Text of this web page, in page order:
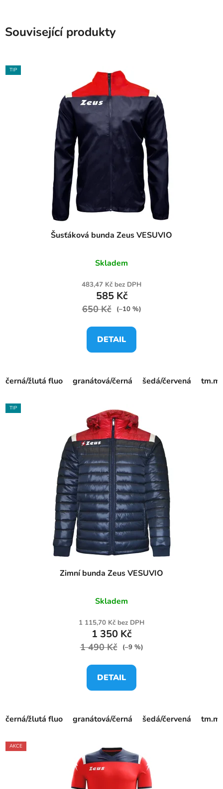
Související produkty
TIP
Šusťáková bunda Zeus VESUVIO
Skladem
483,47 Kč bez DPH
585 Kč
650 Kč (–10 %)
DETAIL
černá/žlutá fluo granátová/černá šedá/červená
TIP
Zimní bunda Zeus VESUVIO
Skladem
1 115,70 Kč bez DPH
1 350 Kč
1 490 Kč (–9 %)
DETAIL
černá/žlutá fluo granátová/černá šedá/červená
AKCE